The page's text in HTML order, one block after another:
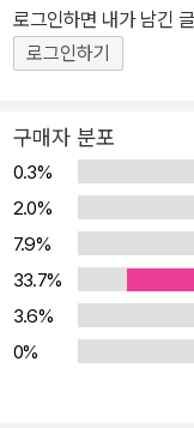
공통된 규칙으로 이루
운동이 그리는 곡선을
등 전혀 다른 동물의 무
동물의 피부 무늬가 점
이 책이 자연계에 있는
계기가 되기를 희망한다. 2. 특장 ● 사람 눈의 광채, 사하라의
정의 모습 같은 원과 구
원이나 구가 숨어 있다.
인플루엔자 바이러스나
까지 다양한 크기로 나
로그인하면 내가 남긴
로그인하기
구매자 분포
0.3%
2.0%
7.9%
33.7%
3.6%
0%